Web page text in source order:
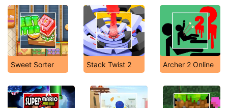
Sweet Sorter Stack Twist 2 Archer 2 Online